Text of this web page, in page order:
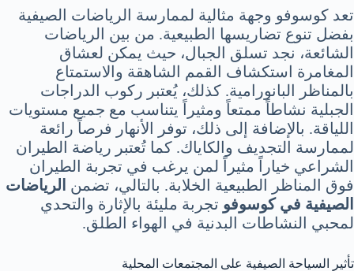
تعد كوسوفو وجهة مثالية لممارسة الرياضات الصيفية
بفضل تنوع تضاريسها الطبيعية. من بين الرياضات
الشائعة، نجد تسلق الجبال، حيث يمكن لعشاق
المغامرة استكشاف القمم الشاهقة والاستمتاع
بالمناظر البانورامية. كذلك، يُعتبر ركوب الدراجات
الجبلية نشاطاً ممتعاً ومثيراً يتناسب مع جميع مستويات
اللياقة. بالإضافة إلى ذلك، توفر الأنهار فرصاً رائعة
لممارسة التجديف والكاياك. كما تُعتبر رياضة الطيران
الشراعي خياراً مثيراً لمن يرغب في تجربة الطيران
فوق المناظر الطبيعية الخلابة. بالتالي، تضمن الرياضات
الصيفية في كوسوفو تجربة مليئة بالإثارة والتحدي
لمحبي النشاطات البدنية في الهواء الطلق.
تأثير السياحة الصيفية على المجتمعات المحلية